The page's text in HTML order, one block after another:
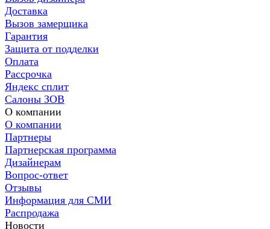
Доставка
Вызов замерщика
Гарантия
Защита от подделки
Оплата
Рассрочка
Яндекс сплит
Салоны ЗОВ
О компании
О компании
Партнеры
Партнерская программа
Дизайнерам
Вопрос-ответ
Отзывы
Информация для СМИ
Распродажа
Новости